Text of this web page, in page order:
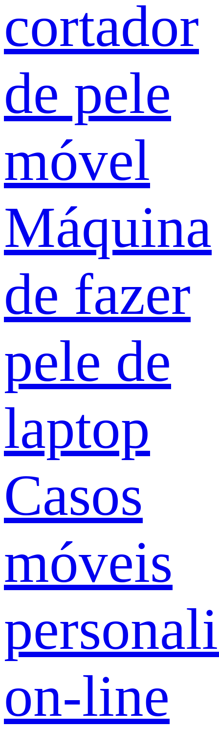
cortador
de pele
móvel
Máquina
de fazer
pele de
laptop
Casos
móveis
on-line